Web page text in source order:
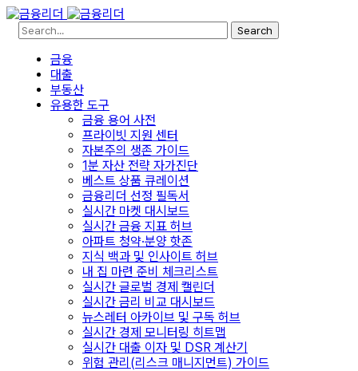
Search
금융
대출
부동산
유용한 도구
금융 용어 사전
프라이빗 지원 센터
자본주의 생존 가이드
1분 자산 전략 자가진단
베스트 상품 큐레이션
금융리더 선정 필독서
실시간 마켓 대시보드
실시간 금융 지표 허브
아파트 청약·분양 핫존
지식 백과 및 인사이트 허브
내 집 마련 준비 체크리스트
실시간 글로벌 경제 캘린더
실시간 금리 비교 대시보드
뉴스레터 아카이브 및 구독 허브
실시간 경제 모니터링 히트맵
실시간 대출 이자 및 DSR 계산기
위험 관리(리스크 매니지먼트) 가이드